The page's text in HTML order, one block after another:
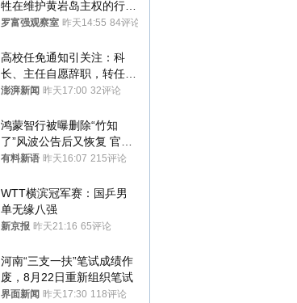
牲在维护黄岩岛主权的行动
中
罗富强观察室 昨天14:55 84评论
高校任免通知引关注：科
长、主任自愿辞职，转任思
政辅导员
澎湃新闻 昨天17:00 32评论
鸿蒙智行被曝删除“竹知
了”风波公告后又恢复 官媒
曾力挺：劝华为要大度的，
有料新语 昨天16:07 215评论
WTT横滨冠军赛：国乒男
单无缘八强
新京报 昨天21:16 65评论
河南“三支一扶”笔试成绩作
废，8月22日重新组织笔试
界面新闻 昨天17:30 118评论